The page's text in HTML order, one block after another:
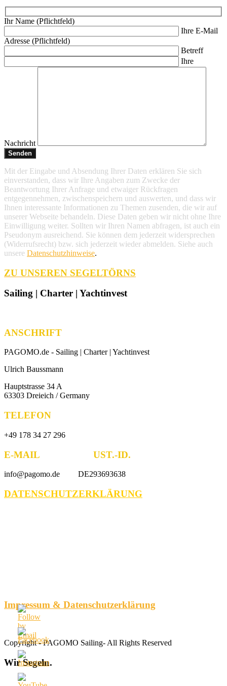
Ihr Name (Pflichtfeld)
Ihre E-Mail
Adresse (Pflichtfeld)
Betreff
Ihre
Nachricht
Mit der Eingabe und Absendung Ihrer Daten erklären Sie sich
einverstanden, dass wir Ihre Angaben zum Zwecke der
Beantwortung Ihrer Anfrage und etwaiger Rückfragen
entgegennehmen, zwischenspeichern und auswerten, und dass wir
Ihnen interessante Informationen zu Themen zusenden, die wir auf
unserer Webseite behandeln. Diese Daten geben wir nicht ohne Ihre
Einwilligung weiter. Sollten wir Ihren Namen abfragen, ist auch ein
Pseudonym ausreichend. Sie können dem jederzeit widersprechen
(Widerrufsrecht) bzw. sich jederzeit wieder abmelden. Siehe auch
unsere Datenschutzhinweise.
ZU UNSEREN SEGELTÖRNS
Sailing | Charter | Yachtinvest
ANSCHRIFT
PAGOMO.de - Sailing | Charter | Yachtinvest
Ulrich Baussmann
Hauptstrasse 34 A
63303 Dreieich / Germany
TELEFON
+49 178 34 27 296
E-MAIL UST.-ID.
info@pagomo.de DE293693638
DATENSCHUTZERKLÄRUNG
Impressum & Datenschutzerklärung
Copyright - PAGOMO Sailing- All Rights Reserved
WirSegeln.